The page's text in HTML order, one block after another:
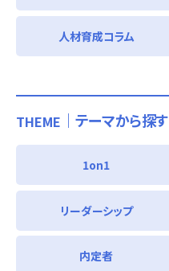
人材育成コラム
THEME ｜テーマから探す
1on1
リーダーシップ
内定者